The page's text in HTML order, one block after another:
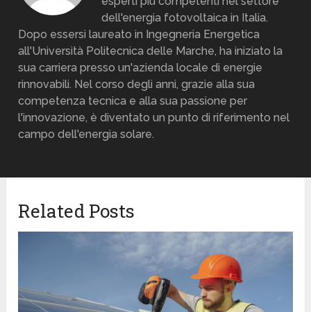
dell'energia fotovoltaica in Italia.
Dopo essersi laureato in Ingegneria Energetica
all'Università Politecnica delle Marche, ha iniziato la
sua carriera presso un'azienda locale di energie
rinnovabili. Nel corso degli anni, grazie alla sua
competenza tecnica e alla sua passione per
l'innovazione, è diventato un punto di riferimento nel
campo dell'energia solare.
Related Posts